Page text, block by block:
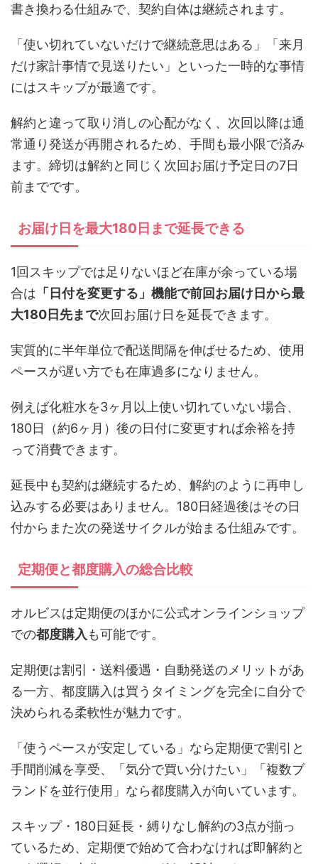
書き換わる仕組みで、契約自体は継続されます。
「使い切れていないだけで継続意思はある」「来月
だけ家計事情で見送りたい」といった一時的な事情
にはスキップが最適です。
解約と違って取り消しの心配がなく、次回以降は通
常通り発送が再開されるため、手間も最小限で済み
ます。締切は解約と同じく次回お届け予定日の7日
前までです。
お届け日を最大180日まで延長できる
1回スキップでは足りないほど在庫が余っている場
合は 「日付を変更する」機能で前回お届け日から最
大180日先まで次回お届け日を延長できます。
実質的に半年単位で配送間隔を伸ばせるため、使用
ペースが遅い方でも在庫過多になりません。
例えば化粧水を3ヶ月以上使い切れていない場合、
180日（約6ヶ月）後の日付に変更すれば余裕を持
って消費できます。
延長中も契約は継続するため、解約のように再申し
込みする必要はありません。180日経過後はその日
付からまた次の発送サイクルが始まる仕組みです。
定期便と都度購入の総合比較
オルビスは定期便のほかに公式オンラインショップ
での都度購入 も可能です。
定期便は割引・送料優遇・自動発送のメリットがあ
る一方、都度購入は買うタイミングを完全に自分で
決められる柔軟性が魅力です。
「使うペースが安定している」なら定期便で割引と
手間削減を享受、「気分で買い分けたい」「複数ブ
ランドを並行使用」なら都度購入が向いています。
スキップ・180日延長・縛りなし解約の3点が揃っ
ているため、定期便で始めて合わなければ即解約と